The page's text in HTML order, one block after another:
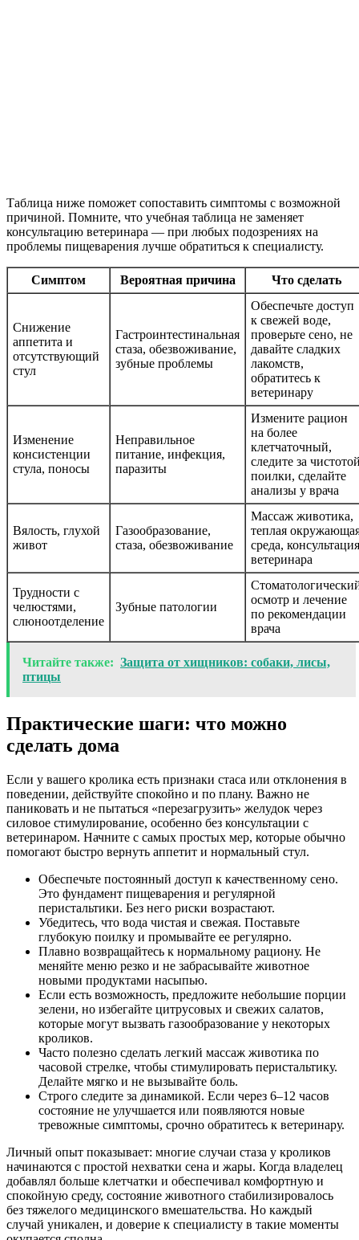
Таблица ниже поможет сопоставить симптомы с возможной
причиной. Помните, что учебная таблица не заменяет
консультацию ветеринара — при любых подозрениях на
проблемы пищеварения лучше обратиться к специалисту.
Симптом Вероятная причина Что сделать
Снижение
аппетита и
отсутствующий
стул
Гастроинтестинальная
стаза, обезвоживание,
зубные проблемы
Обеспечьте доступ
к свежей воде,
проверьте сено, не
давайте сладких
лакомств,
обратитесь к
ветеринару
Изменение
консистенции
стула, поносы
Неправильное
питание, инфекция,
паразиты
Измените рацион
на более
клетчаточный,
следите за
поилки, сделайте
анализы у врача
Вялость, глухой
живот
Газообразование,
стаза, обезвоживание
Массаж животика,
теплая
среда, консультация
ветеринара
Трудности с
челюстями,
слюноотделение
Зубные патологии
осмотр и лечение
по рекомендации
врача
Читайте также: Защита от хищников: собаки, лисы,
птицы
Практические шаги: что можно
сделать дома
Если у вашего кролика есть признаки стаса или отклонения в
поведении, действуйте спокойно и по плану. Важно не
паниковать и не пытаться «перезагрузить» желудок через
силовое стимулирование, особенно без консультации с
ветеринаром. Начните с самых простых мер, которые обычно
помогают быстро вернуть аппетит и нормальный стул.
Обеспечьте постоянный доступ к качественному сено.
Это фундамент пищеварения и регулярной
перистальтики. Без него риски возрастают.
Убедитесь, что вода чистая и свежая. Поставьте
глубокую поилку и промывайте ее регулярно.
Плавно возвращайтесь к нормальному рациону. Не
меняйте меню резко и не забрасывайте животное
новыми продуктами насыпью.
Если есть возможность, предложите небольшие порции
зелени, но избегайте цитрусовых и свежих салатов,
которые могут вызвать газообразование у некоторых
кроликов.
Часто полезно сделать легкий массаж животика по
часовой стрелке, чтобы стимулировать перистальтику.
Делайте мягко и не вызывайте боль.
Строго следите за динамикой. Если через 6–12 часов
состояние не улучшается или появляются новые
тревожные симптомы, срочно обратитесь к ветеринару.
Личный опыт показывает: многие случаи стаза у кроликов
начинаются с простой нехватки сена и жары. Когда владелец
добавлял больше клетчатки и обеспечивал комфортную и
спокойную среду, состояние животного стабилизировалось
без тяжелого медицинского вмешательства. Но каждый
случай уникален, и доверие к специалисту в такие моменты